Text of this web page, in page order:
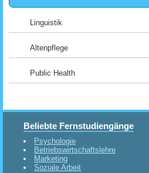
Linguistik
Altenpflege
Public Health
Beliebte Fernstudiengänge
Psychologie
Betriebswirtschaftslehre
Marketing
Soziale Arbeit